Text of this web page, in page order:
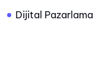
Dijital Pazarlama